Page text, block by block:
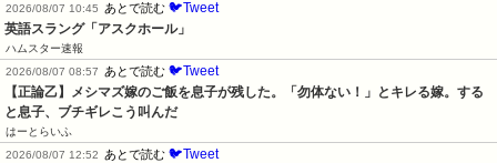
2026/08/07 10:45 あとで読む 🐦Tweet
英語スラング「アスクホール」
ハムスター速報
2026/08/07 08:57
あとで読む 🐦Tweet
【正論乙】メシマズ嫁のご飯を息子が残した。「勿体ない！」とキレる嫁。する
と息子、ブチギレこう叫んだ
はーとらいふ
2026/08/07 12:52
あとで読む 🐦Tweet